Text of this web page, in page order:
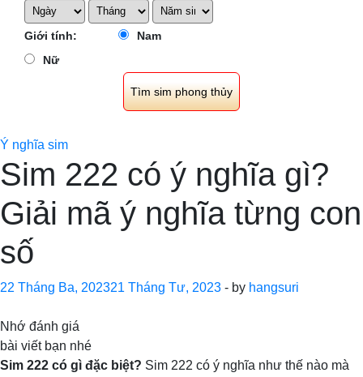
Giới tính:
Nam
Nữ
Ý nghĩa sim
Sim 222 có ý nghĩa gì?
Giải mã ý nghĩa từng con
số
22 Tháng Ba, 202321 Tháng Tư, 2023 - by hangsuri
Nhớ đánh giá
bài viết bạn nhé
Sim 222 có gì đặc biệt? Sim 222 có ý nghĩa như thế nào mà